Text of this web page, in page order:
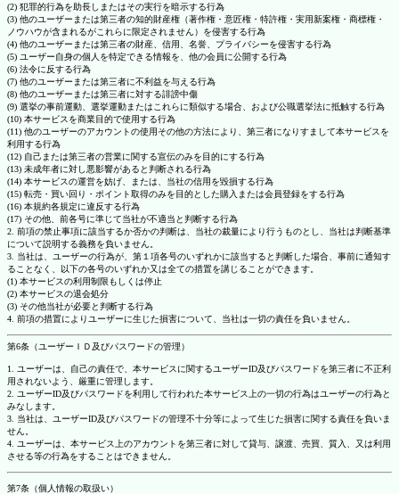
(2) 犯罪的行為を助長しまたはその実行を暗示する行為
(3) 他のユーザーまたは第三者の知的財産権（著作権・意匠権・特許権・実用新案権・商標権・
ノウハウが含まれるがこれらに限定されません）を侵害する行為
(4) 他のユーザーまたは第三者の財産、信用、名誉、プライバシーを侵害する行為
(5) ユーザー自身の個人を特定できる情報を、他の会員に公開する行為
(6) 法令に反する行為
(7) 他のユーザーまたは第三者に不利益を与える行為
(8) 他のユーザーまたは第三者に対する誹謗中傷
(9) 選挙の事前運動、選挙運動またはこれらに類似する場合、および公職選挙法に抵触する行為
(10) 本サービスを商業目的で使用する行為
(11) 他のユーザーのアカウントの使用その他の方法により、第三者になりすまして本サービスを
利用する行為
(12) 自己または第三者の営業に関する宣伝のみを目的にする行為
(13) 未成年者に対し悪影響があると判断される行為
(14) 本サービスの運営を妨げ、または、当社の信用を毀損する行為
(15) 転売・買い回り・ポイント取得のみを目的とした購入または会員登録をする行為
(16) 本規約各規定に違反する行為
(17) その他、前各号に準じて当社が不適当と判断する行為
2. 前項の禁止事項に該当するか否かの判断は、当社の裁量により行うものとし、当社は判断基準
について説明する義務を負いません。
3. 当社は、ユーザーの行為が、第１項各号のいずれかに該当すると判断した場合、事前に通知す
ることなく、以下の各号のいずれか又は全ての措置を講じることができます。
(1) 本サービスの利用制限もしくは停止
(2) 本サービスの退会処分
(3) その他当社が必要と判断する行為
4. 前項の措置によりユーザーに生じた損害について、当社は一切の責任を負いません。
第6条（ユーザーＩＤ及びパスワードの管理）
1. ユーザーは、自己の責任で、本サービスに関するユーザーID及びパスワードを第三者に不正利
用されないよう、厳重に管理します。
2. ユーザーID及びパスワードを利用して行われた本サービス上の一切の行為はユーザーの行為と
みなします。
3. 当社は、ユーザーID及びパスワードの管理不十分等によって生じた損害に関する責任を負いま
せん。
4. ユーザーは、本サービス上のアカウントを第三者に対して貸与、譲渡、売買、質入、又は利用
させる等の行為をすることはできません。
第7条（個人情報の取扱い）